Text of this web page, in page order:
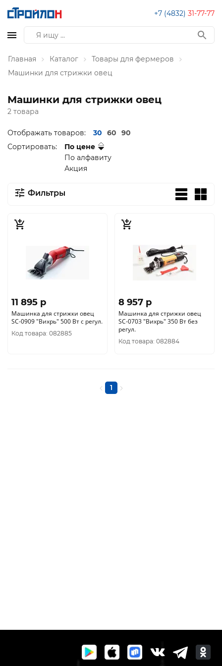
+7 (4832) 31-77-77
Главная Каталог
Товары для фермеров
Машинки для стрижки овец
Машинки для стрижки овец
2 товара
Отображать товаров: 30 60
90
Сортировать:
По цене
По алфавиту
Акция
Фильтры
11 895 p
Машинка для стрижки овец
SC-0909 "Вихрь" 500 Вт с регул.
Код товара: 082885
8 957 p
Машинка для стрижки овец
SC-0703 "Вихрь" 350 Вт без
регул.
Код товара: 082884
1